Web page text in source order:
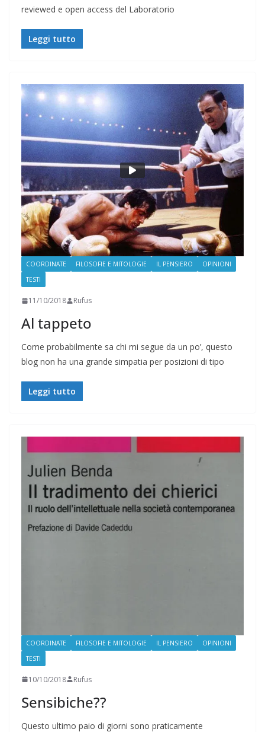
reviewed e open access del Laboratorio
Leggi tutto
COORDINATE FILOSOFIE E MITOLOGIE IL PENSIERO
OPINIONI
TESTI
11/10/2018 Rufus
Al tappeto
Come probabilmente sa chi mi segue da un po’, questo
blog non ha una grande simpatia per posizioni di tipo
Leggi tutto
COORDINATE FILOSOFIE E MITOLOGIE IL PENSIERO
OPINIONI
TESTI
10/10/2018 Rufus
Sensibiche??
Questo ultimo paio di giorni sono praticamente